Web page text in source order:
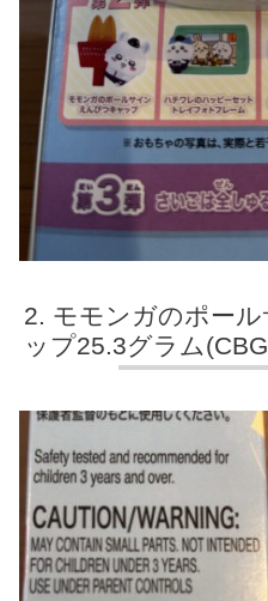
モモンガのポー
ップ25.3グラム